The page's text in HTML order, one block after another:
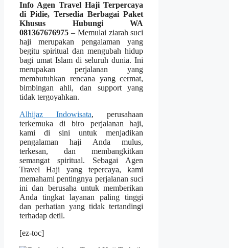
Info Agen Travel Haji Terpercaya
di Pidie, Tersedia Berbagai Paket
Khusus Hubungi WA
081367676975 – Memulai ziarah suci
haji merupakan pengalaman yang
begitu spiritual dan mengubah hidup
bagi umat Islam di seluruh dunia. Ini
merupakan perjalanan yang
membutuhkan rencana yang cermat,
bimbingan ahli, dan support yang
tidak tergoyahkan.
Alhijaz Indowisata, perusahaan
terkemuka di biro perjalanan haji,
kami di sini untuk menjadikan
pengalaman haji Anda mulus,
terkesan, dan membangkitkan
semangat spiritual. Sebagai Agen
Travel Haji yang tepercaya, kami
memahami pentingnya perjalanan suci
ini dan berusaha untuk memberikan
Anda tingkat layanan paling tinggi
dan perhatian yang tidak tertandingi
terhadap detil.
[ez-toc]